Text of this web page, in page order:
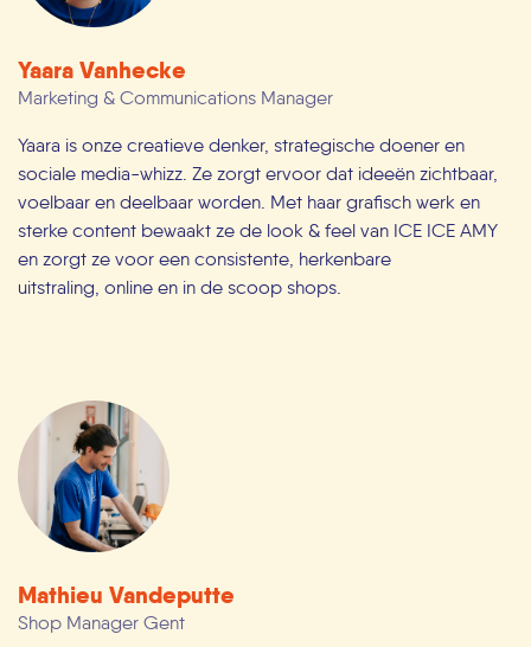
Yaara Vanhecke
Marketing & Communications Manager
Yaara is onze creatieve denker, strategische doener en
sociale media-whizz. Ze zorgt ervoor dat ideeën zichtbaar,
voelbaar en deelbaar worden. Met haar grafisch werk en
sterke content bewaakt ze de look & feel van ICE ICE AMY
en zorgt ze voor een consistente, herkenbare
uitstraling, online en in de scoop shops.
Mathieu Vandeputte
Shop Manager Gent